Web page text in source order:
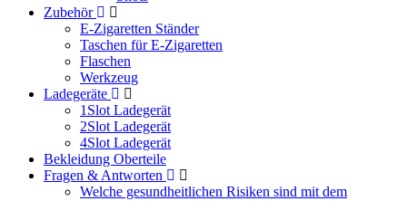
Zubehör
E-Zigaretten Ständer
Taschen für E-Zigaretten
Flaschen
Werkzeug
Ladegeräte
1Slot Ladegerät
2Slot Ladegerät
4Slot Ladegerät
Bekleidung Oberteile
Fragen & Antworten
Welche gesundheitlichen Risiken sind mit dem